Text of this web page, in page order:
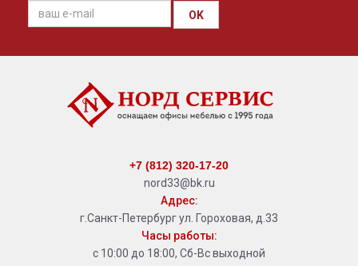
OK
+7 (812) 320-17-20
nord33@bk.ru
Адрес:
г.Санкт-Петербург ул. Гороховая, д.33
Часы работы:
с 10:00 до 18:00, Сб-Вс выходной